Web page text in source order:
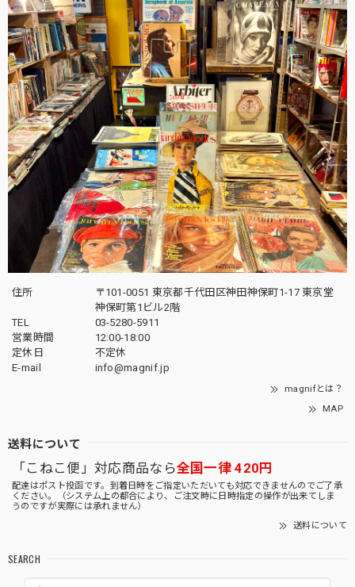
住所
〒101-0051 東京都千代田区神田神保町1-17 東京堂
神保町第1ビル2階
TEL
03-5280-5911
営業時間
12:00-18:00
定休日
不定休
E-mail
info@magnif.jp
magnifとは？
MAP
送料について
「こねこ便」対応商品なら全国一律 420円
配達はポスト投函です。到着日時をご指定いただいても対応できませんのでご了承
ください。（システム上の都合により、ご注文時に日時指定の操作が出来てしま
うのですが実際には承れません）
送料について
SEARCH